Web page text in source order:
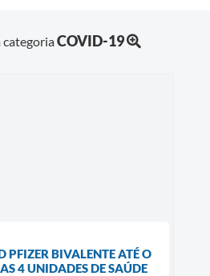
categoriaCOVID-19
BIVALENTE ATÉ O
4 UNIDADES DE SAÚDE